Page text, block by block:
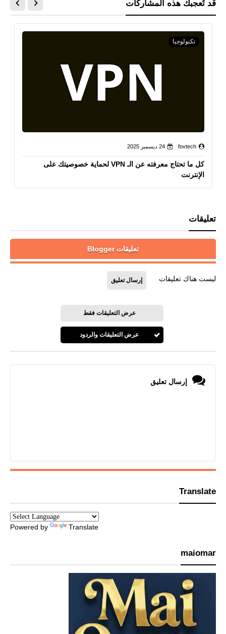
قد تُعجبك هذه المشاركات
تكنولوجيا
fovtech 24 ديسمبر 2025
كل ما تحتاج معرفته عن الـ VPN لحماية خصوصيتك على
الإنترنت
تعليقات
تعليقات Blogger
ليست هناك تعليقات إرسال تعليق
عرض التعليقات فقط
عرض التعليقات والردود
إرسال تعليق
Translate
Powered by Translate
maiomar